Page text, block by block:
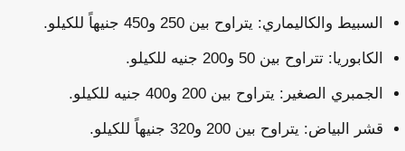
السبيط والكاليماري: يتراوح بين 250 و450 جنيهاً للكيلو.
الكابوريا: تتراوح بين 50 و200 جنيه للكيلو.
الجمبري الصغير: يتراوح بين 200 و400 جنيه للكيلو.
قشر البياض: يتراوح بين 200 و320 جنيهاً للكيلو.